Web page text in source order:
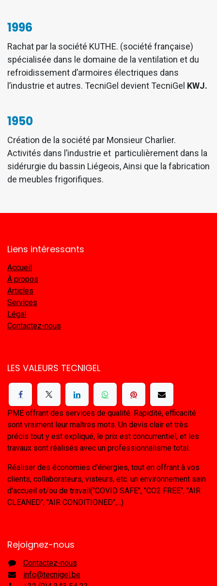
1996
Rachat par la société KUTHE. (société française)
spécialisée dans le domaine de la ventilation et du
refroidissement d’armoires électriques dans
l’industrie et autres. TecniGel devient TecniGel KWJ.
1950
Création de la société par Monsieur Charlier.
Activités dans l’industrie et particulièrement dans la
sidérurgie du bassin Liégeois, Ainsi que la fabrication
de meubles frigorifiques.
Liens intéressants
Accueil
À propos
Articles
Services
Légal
Contactez-nous
LES VALEURS TECNIGEL
PME offrant des services de qualité. Rapidité, efficacité
sont vraiment leur maîtres mots. Un devis clair et très
précis tout y est expliqué, le prix est concurrentiel, et les
travaux sont réalisés avec un professionnalisme total.
Réaliser des économies d'énergies, tout en offrant à vos
clients, collaborateurs, visteurs, etc. un environnement sain
d'accueil et/ou de travail("COVID SAFE", "CO2 FREE", "AIR
CLEANED", "AIR CONDITIONED",...)
Rejoignez-nous
Contactez-nous
info@tecnigel.be